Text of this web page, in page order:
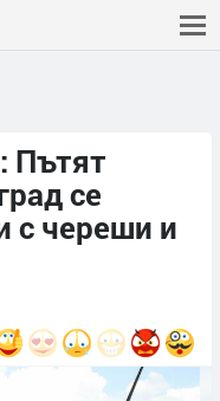
Пътят
се
с череши и